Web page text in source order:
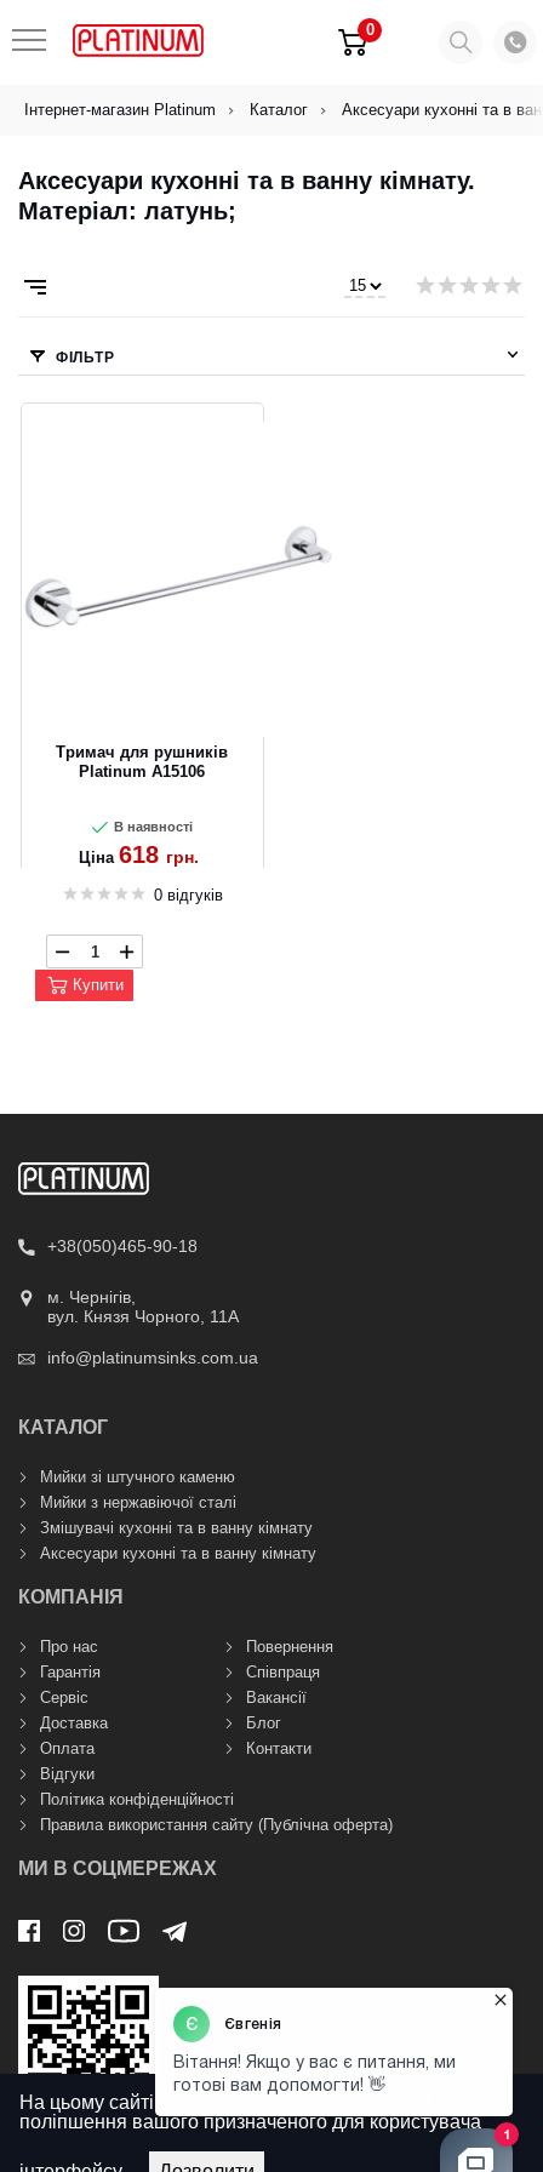
0
Інтернет-магазин Platinum Каталог Аксесуари кухонні та в
Аксесуари кухонні та в ванну кімнату.
Матеріал: латунь;
ФІЛЬТР
Тримач для рушників
Platinum А15106
В наявності
Ціна 618 грн.
0 відгуків
Купити
+38(050)465-90-18
м. Чернігів,
вул. Князя Чорного, 11А
info@platinumsinks.com.ua
КАТАЛОГ
Мийки зі штучного каменю
Мийки з нержавіючої сталі
Змішувачі кухонні та в ванну кімнату
Аксесуари кухонні та в ванну кімнату
КОМПАНІЯ
Про нас
Гарантія
Сервіс
Доставка
Оплата
Повернення
Співпраця
Вакансії
Блог
Контакти
Відгуки
Політика конфіденційності
Правила використання сайту (Публічна оферта)
МИ В СОЦМЕРЕЖАХ
На цьому сайті використовуються файли cookies для
поліпшення вашого призначеного для користувача